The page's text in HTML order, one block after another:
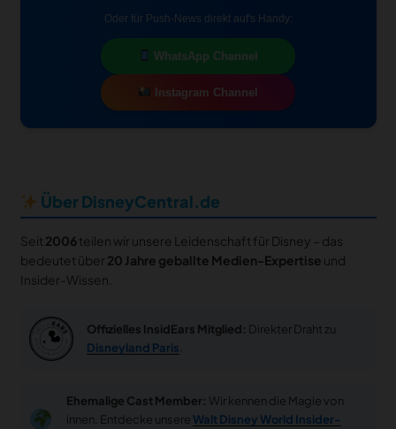
Oder für Push-News direkt auf's Handy:
WhatsApp Channel
Instagram Channel
Über DisneyCentral.de
Seit 2006teilen wir unsere Leidenschaft für Disney – das
bedeutet über 20 Jahre geballte Medien-Expertise und
Insider-Wissen.
Offizielles InsidEars Mitglied: Direkter Draht zu
Disneyland Paris
Ehemalige Cast Member: Wir kennen die Magie von
innen. Entdecke unsere Walt Disney World Insider-